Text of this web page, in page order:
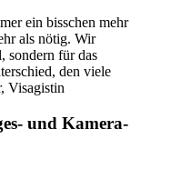
ein bisschen mehr
als nötig. Wir
sondern für das
den viele
Visagistin
und Kamera-